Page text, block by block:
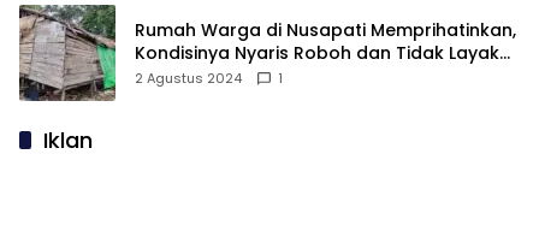
Rumah Warga di Nusapati Memprihatinkan,
Kondisinya Nyaris Roboh dan Tidak Layak
Huni
2 Agustus 2024 1
Iklan